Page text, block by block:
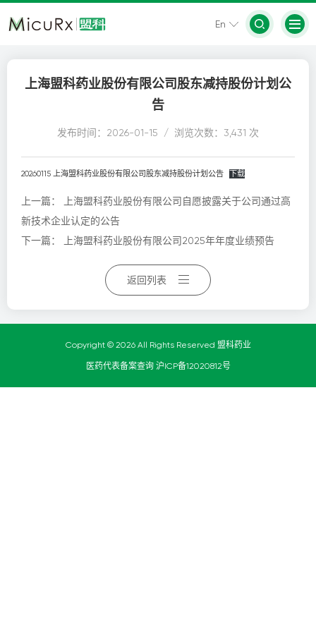
En
上海盟科药业股份有限公司股东减持股份计划公
告
发布时间：2026-01-15 / 浏览次数：3,431 次
20260115 上海盟科药业股份有限公司股东减持股份计划公告 下载
上一篇：
上海盟科药业股份有限公司自愿披露关于公司通过高
新技术企业认定的公告
下一篇：
上海盟科药业股份有限公司2025年年度业绩预告
返回列表
Copyright © 2026 All Rights Reserved 盟科药业
医药代表备案查询 沪ICP备12020812号